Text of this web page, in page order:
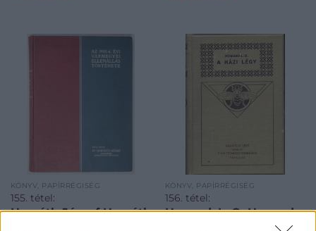
KÖNYV, PAPÍRRÉGISÉG
155. tétel:
Horváth József Horváth
KÖNYV, PAPÍRRÉGISÉG
156. tétel:
Howard, L. O. Howard,